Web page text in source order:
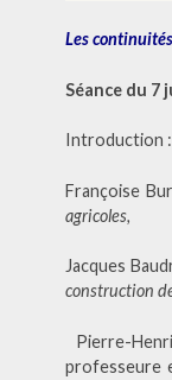
Les
Séance du 7
Introduction :
Françoise
agricoles,
Jacques
construction
Pierre-
professeure